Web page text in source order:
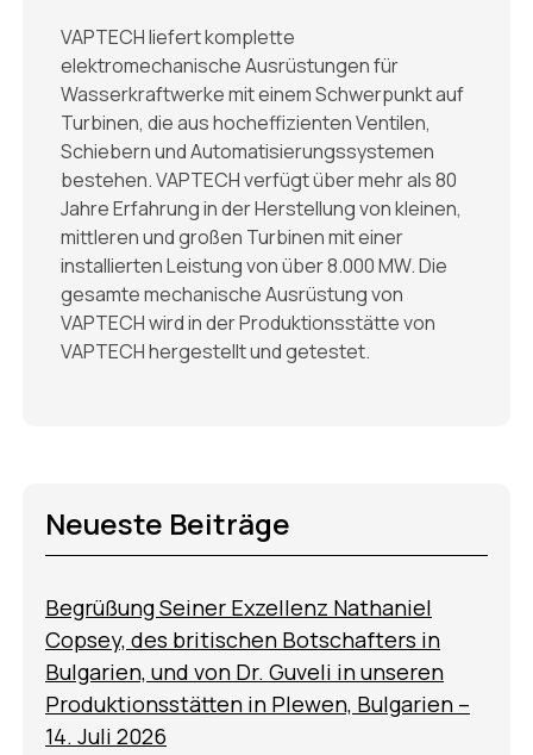
VAPTECH liefert komplette
elektromechanische Ausrüstungen für
Wasserkraftwerke mit einem Schwerpunkt auf
Turbinen, die aus hocheffizienten Ventilen,
Schiebern und Automatisierungssystemen
bestehen. VAPTECH verfügt über mehr als 80
Jahre Erfahrung in der Herstellung von kleinen,
mittleren und großen Turbinen mit einer
installierten Leistung von über 8.000 MW. Die
gesamte mechanische Ausrüstung von
VAPTECH wird in der Produktionsstätte von
VAPTECH hergestellt und getestet.
Neueste Beiträge
Begrüßung Seiner Exzellenz Nathaniel
Copsey, des britischen Botschafters in
Bulgarien, und von Dr. Guveli in unseren
Produktionsstätten in Plewen, Bulgarien –
14. Juli 2026